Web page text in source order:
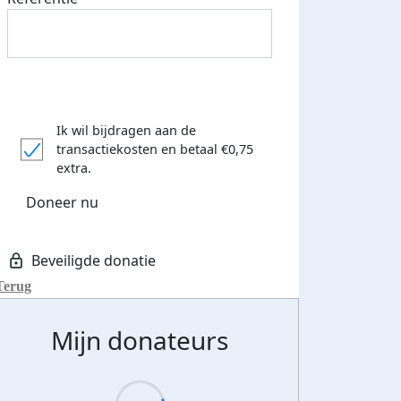
Ik wil bijdragen aan de
transactiekosten en betaal €0,75
extra.
Doneer nu
Mijn donateurs